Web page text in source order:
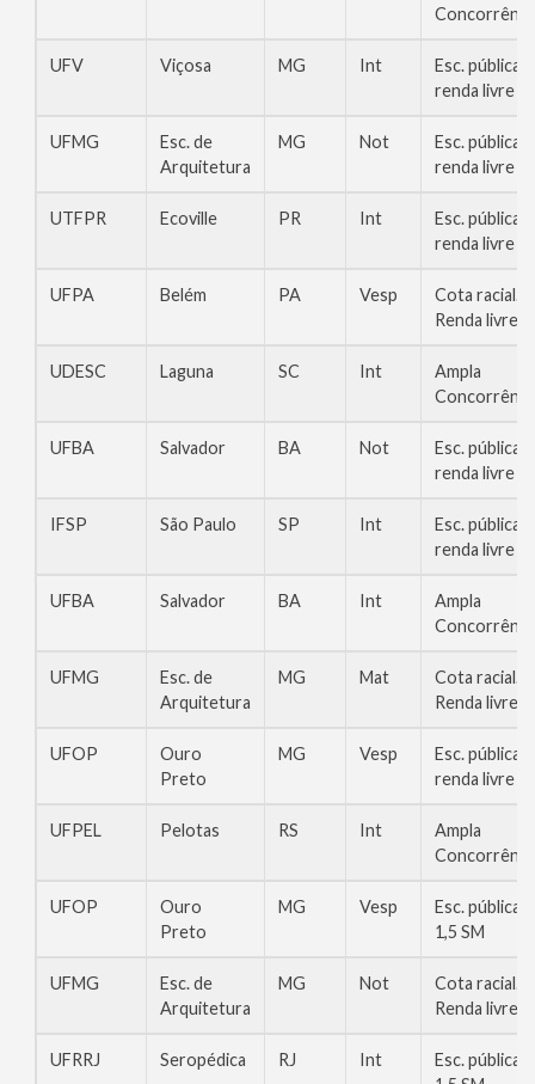
UFV Viçosa MG Int
Esc. pública,
renda livre
UFMG
Esc. de
Arquitetura
MG Not
Esc. pública,
renda livre
UTFPR Ecoville PR Int
Esc. pública,
renda livre
UFPA Belém PA Vesp
Cota racial.
Renda livre
UDESC Laguna SC Int
Ampla
UFBA Salvador BA Not
Esc. pública,
renda livre
IFSP São Paulo SP Int
Esc. pública,
renda livre
UFBA Salvador BA Int
Ampla
UFMG
Esc. de
Arquitetura
MG Mat
Cota racial.
Renda livre
UFOP
Ouro
Preto
MG Vesp
Esc. pública,
renda livre
UFPEL Pelotas RS Int
Ampla
UFOP
Ouro
Preto
MG Vesp
Esc. pública,
1,5 SM
UFMG
Esc. de
Arquitetura
MG Not
Cota racial.
Renda livre
UFRRJ Seropédica RJ Int
Esc. pública,